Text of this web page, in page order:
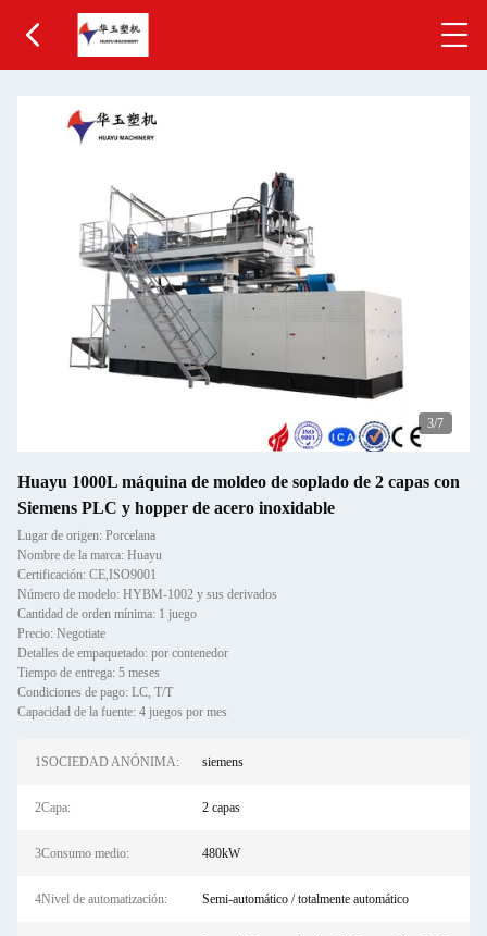
3/7
Huayu 1000L máquina de moldeo de soplado de 2 capas con
Siemens PLC y hopper de acero inoxidable
Lugar de origen: Porcelana
Nombre de la marca: Huayu
Certificación: CE,ISO9001
Número de modelo: HYBM-1002 y sus derivados
Cantidad de orden mínima: 1 juego
Precio: Negotiate
Detalles de empaquetado: por contenedor
Tiempo de entrega: 5 meses
Condiciones de pago: LC, T/T
Capacidad de la fuente: 4 juegos por mes
1SOCIEDAD ANÓNIMA: siemens
2Capa: 2 capas
3Consumo medio: 480kW
4Nivel de automatización: Semi-automático / totalmente automático